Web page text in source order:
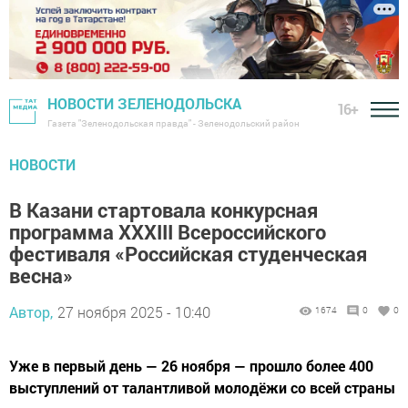
НОВОСТИ ЗЕЛЕНОДОЛЬСКА
Газета "Зеленодольская правда" - Зеленодольский район
16+
НОВОСТИ
В Казани стартовала конкурсная
программа XXXIII Всероссийского
фестиваля «Российская студенческая
весна»
Автор, 27 ноября 2025 - 10:40 1674 0 0
Уже в первый день — 26 ноября — прошло более 400
выступлений от талантливой молодёжи со всей страны